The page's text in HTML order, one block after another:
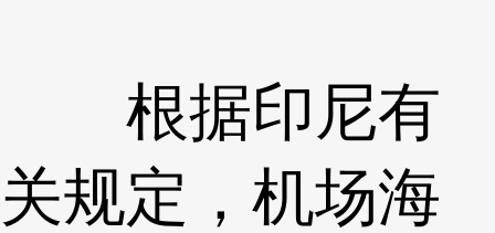
根据印尼有
关规定，机场海